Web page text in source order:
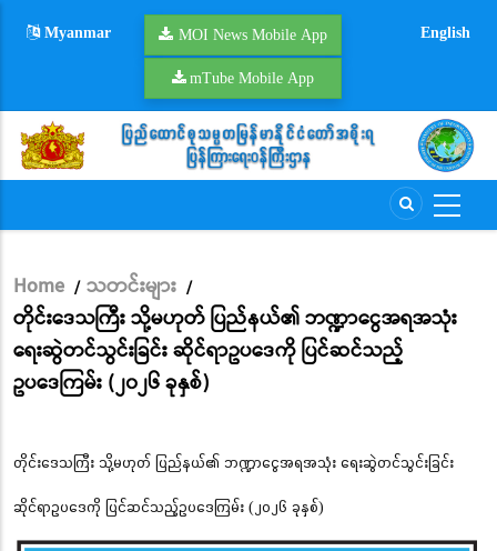
Myanmar MOI News Mobile App
mTube Mobile App
English
Breadcrumb
Home / သတင်းများ /
တိုင်းဒေသကြီး သို့မဟုတ် ပြည်နယ်၏ ဘဏ္ဍာငွေအရအသုံး
ရေးဆွဲတင်သွင်းခြင်း ဆိုင်ရာဥပဒေကို ပြင်ဆင်သည့်
ဥပဒေကြမ်း (၂၀၂၆ ခုနှစ်)
တိုင်းဒေသကြီး သို့မဟုတ် ပြည်နယ်၏ ဘဏ္ဍာငွေအရအသုံး ရေးဆွဲတင်သွင်းခြင်း
ဆိုင်ရာဥပဒေကို ပြင်ဆင်သည့်ဥပဒေကြမ်း (၂၀၂၆ ခုနှစ်)